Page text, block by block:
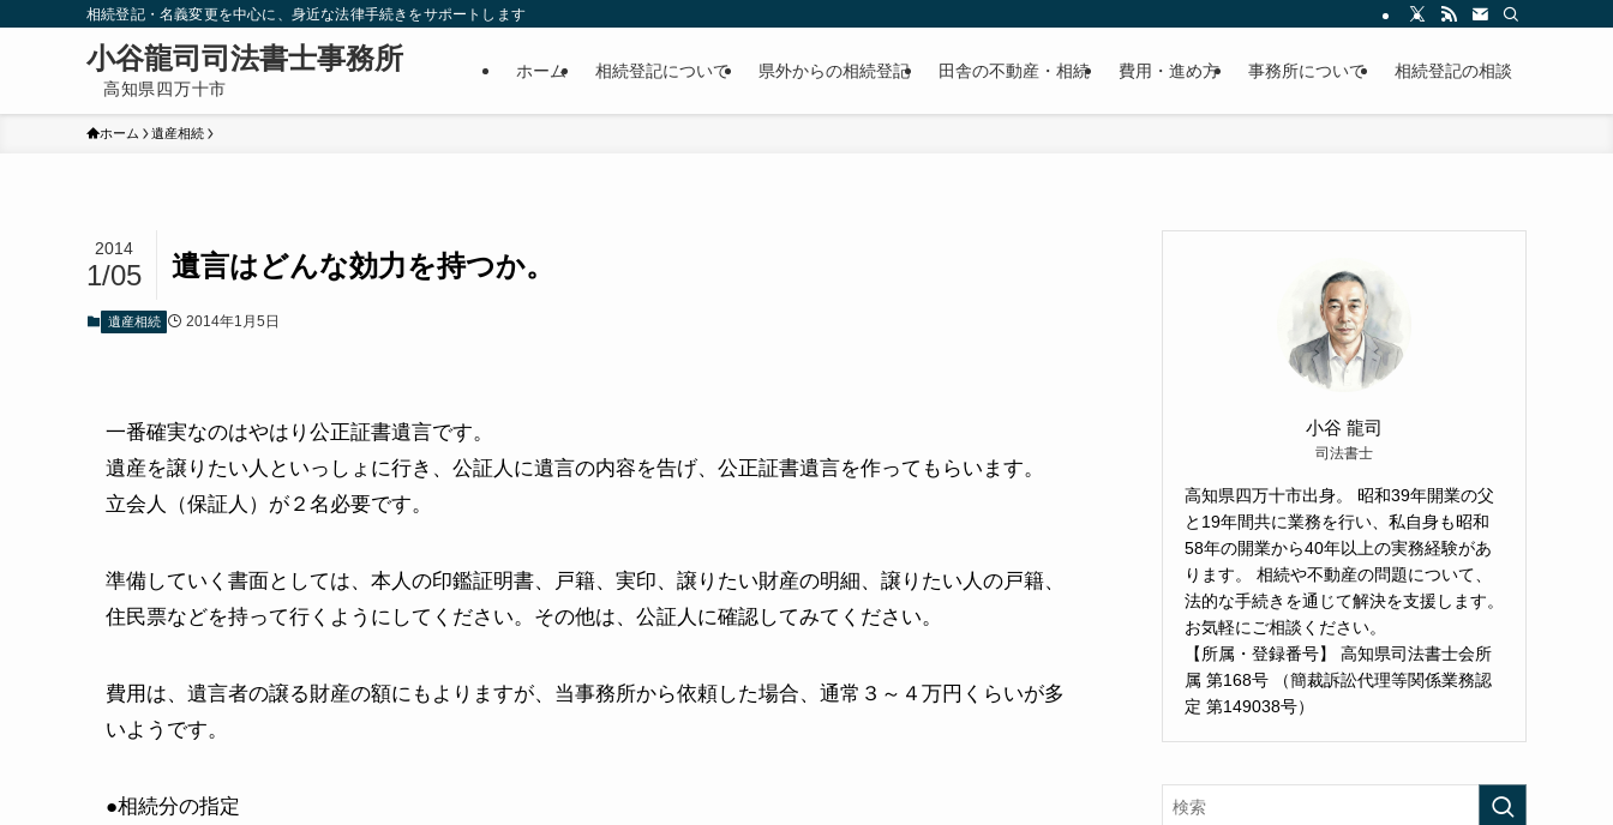
相続登記・名義変更を中心に、身近な法律手続きをサポートします
ホーム 相続登記について 県外からの相続登記 田舎の不動産・相続 費用・進め方 事務所について 相続登記の相談
ホーム 遺産相続
遺言はどんな効力を持つか。
2014
1/05
遺産相続 2014年1月5日
一番確実なのはやはり公正証書遺言です。
遺産を譲りたい人といっしょに行き、公証人に遺言の内容を告げ、公正証書遺言を作ってもらいます。
立会人（保証人）が２名必要です。
準備していく書面としては、本人の印鑑証明書、戸籍、実印、譲りたい財産の明細、譲りたい人の戸籍、
住民票などを持って行くようにしてください。その他は、公証人に確認してみてください。
費用は、遺言者の譲る財産の額にもよりますが、当事務所から依頼した場合、通常３～４万円くらいが多
いようです。
●相続分の指定
小谷 龍司
司法書士
高知県四万十市出身。 昭和39年開業の父
と19年間共に業務を行い、私自身も昭和
58年の開業から40年以上の実務経験があ
ります。 相続や不動産の問題について、
法的な手続きを通じて解決を支援します。
お気軽にご相談ください。
【所属・登録番号】 高知県司法書士会所
属 第168号 （簡裁訴訟代理等関係業務認
定 第149038号）